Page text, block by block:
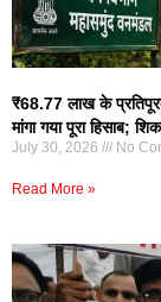
₹68.77 लाख के
मांगा गया पूरा हिसाब;
July 30, 2026 No
Read More »